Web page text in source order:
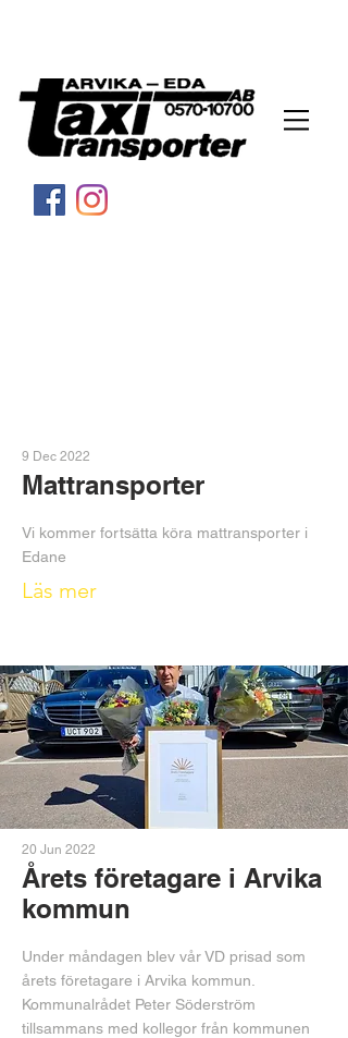
9 Dec 2022
Mattransporter
Vi kommer fortsätta köra mattransporter i
Edane
Läs mer
20 Jun 2022
Årets företagare i Arvika
kommun
Under måndagen blev vår VD prisad som
årets företagare i Arvika kommun.
Kommunalrådet Peter Söderström
tillsammans med kollegor från kommunen